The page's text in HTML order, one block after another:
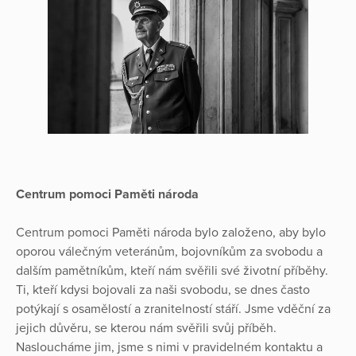
Centrum pomoci Paměti národa
Centrum pomoci Paměti národa bylo založeno, aby bylo
oporou válečným veteránům, bojovníkům za svobodu a
dalším pamětníkům, kteří nám svěřili své životní příběhy.
Ti, kteří kdysi bojovali za naši svobodu, se dnes často
potýkají s osamělostí a zranitelností stáří. Jsme vděční za
jejich důvěru, se kterou nám svěřili svůj příběh.
Nasloucháme jim, jsme s nimi v pravidelném kontaktu a